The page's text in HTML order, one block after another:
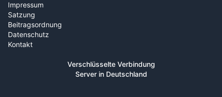
Impressum
Satzung
Beitragsordnung
Datenschutz
Kontakt
Verschlüsselte Verbindung
Server in Deutschland